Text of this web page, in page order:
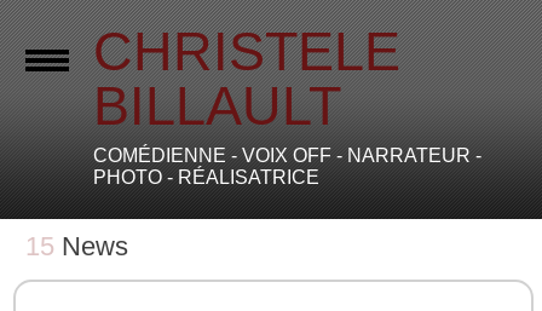
CHRISTELE
BILLAULT
COMÉDIENNE - VOIX OFF - NARRATEUR -
PHOTO - RÉALISATRICE
15 News